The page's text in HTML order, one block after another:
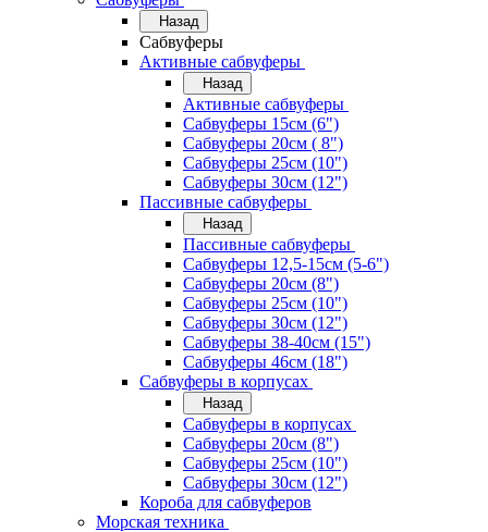
Назад
Сабвуферы
Активные сабвуферы
Назад
Активные сабвуферы
Сабвуферы 15см (6")
Сабвуферы 20см ( 8")
Сабвуферы 25см (10")
Сабвуферы 30см (12")
Пассивные сабвуферы
Назад
Пассивные сабвуферы
Сабвуферы 12,5-15см (5-6")
Сабвуферы 20см (8")
Сабвуферы 25см (10")
Сабвуферы 30см (12")
Сабвуферы 38-40см (15")
Сабвуферы 46см (18")
Сабвуферы в корпусах
Назад
Сабвуферы в корпусах
Сабвуферы 20см (8")
Сабвуферы 25см (10")
Сабвуферы 30см (12")
Короба для сабвуферов
Морская техника